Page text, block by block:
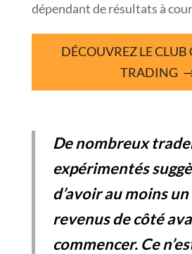
dépendant de résultats à
DÉCOUVREZ LE
TRADING
De nombreux
expérimentés
d’avoir au moins un
revenus de côté
commencer. Ce